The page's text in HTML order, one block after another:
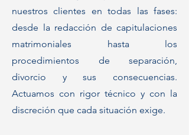
nuestros clientes en todas las fases:
desde la redacción de capitulaciones
matrimoniales hasta los
procedimientos de separación,
divorcio y sus consecuencias.
Actuamos con rigor técnico y con la
discreción que cada situación exige.